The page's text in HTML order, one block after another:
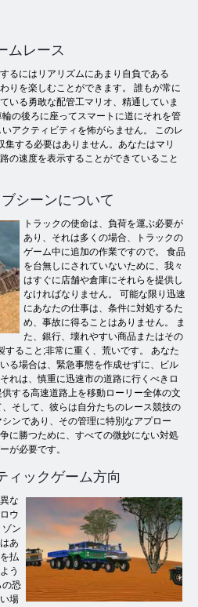
ムレース
るにはリアリズムにあまり自負である
りを楽しむことができます。 誰もが常に
いる勇敢な配管工マリオ、精通していま
の後ろに座ってスマートに道にそれを管
アクティビティを怖がらません。 このレ
する必要はありません。あなたはマリ
の速度を表示することができていること
シーンについて
トラックの使命は、負荷を運ぶ必要が
あり、それは多くの場合、トラックの
ゲーム中に追加の作業ですので。 食品
を台無しにされていないために、我々
はすぐに店舗や倉庫にそれらを提供し
なければなりません。 可能な限り迅速
にあなたの仕事は、条件に対処するた
め、事故に得ることはありません。 ま
た、銀行、壊れやすい商品またはその
ること;非常に重く、荒いです。 あなた
る場合は、緊急事態を作成せずに、ビル
れは、慎重に迅速市の道路に行くべきロ
する高速道路上を移動ローリ​​ー全体の文
そして、彼らは自分たちのレース競技の
ンであり、その管理に特別なアプロー
に勝つために、すべての微妙にない対処
が必要です。
ィックゲーム方向
な
ウ
ン
あ
払
う
の恐
場